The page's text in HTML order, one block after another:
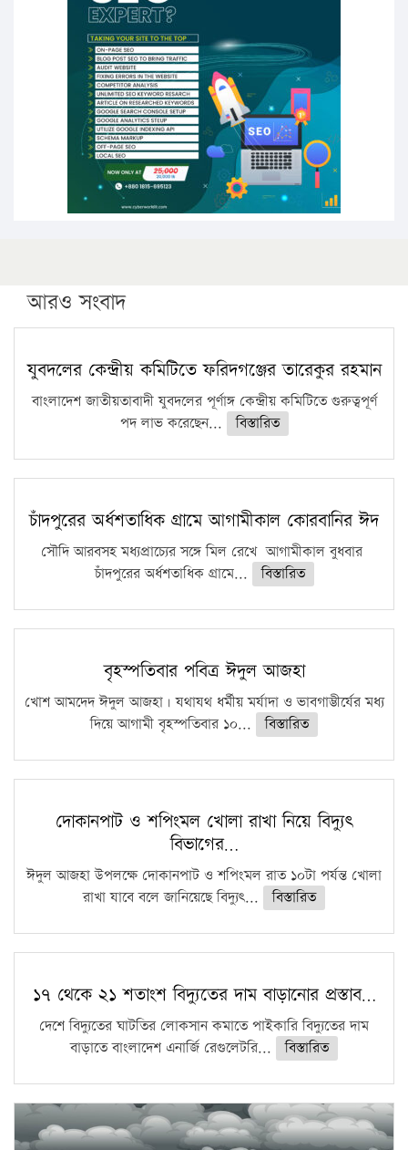
উচ্চশিক্ষায় গৌরবময় অর্জন: পূর্ণ স্কলারশিপে যুক্তরাষ্ট্রে
পিএইচডি করছেন কুয়েটের কৃতি…
সারা দেশে বজ্রাঘাতে ১৪ জনের প্রাণহানি
কঠোর হচ্ছে এসএসসি ও এইচএসসি পরীক্ষা
ফরিদগঞ্জে আগুনে পুড়লো ৬ ব্যবসা প্রতিষ্ঠান
আরও সংবাদ
যুবদলের কেন্দ্রীয় কমিটিতে ফরিদগঞ্জের তারেকুর রহমান
বাংলাদেশ জাতীয়তাবাদী যুবদলের পূর্ণাঙ্গ কেন্দ্রীয় কমিটিতে গুরুত্বপূর্ণ
পদ লাভ করেছেন...
বিস্তারিত
চাঁদপুরের অর্ধশতাধিক গ্রামে আগামীকাল কোরবানির ঈদ
সৌদি আরবসহ মধ্যপ্রাচ্যের সঙ্গে মিল রেখে আগামীকাল বুধবার
চাঁদপুরের অর্ধশতাধিক গ্রামে...
বিস্তারিত
বৃহস্পতিবার পবিত্র ঈদুল আজহা
খোশ আমদেদ ঈদুল আজহা। যথাযথ ধর্মীয় মর্যাদা ও ভাবগাম্ভীর্যের মধ্য
দিয়ে আগামী বৃহস্পতিবার ১০...
বিস্তারিত
দোকানপাট ও শপিংমল খোলা রাখা নিয়ে বিদ্যুৎ
বিভাগের…
ঈদুল আজহা উপলক্ষে দোকানপাট ও শপিংমল রাত ১০টা পর্যন্ত খোলা
রাখা যাবে বলে জানিয়েছে বিদ্যুৎ...
বিস্তারিত
১৭ থেকে ২১ শতাংশ বিদ্যুতের দাম বাড়ানোর প্রস্তাব…
দেশে বিদ্যুতের ঘাটতির লোকসান কমাতে পাইকারি বিদ্যুতের দাম
বাড়াতে বাংলাদেশ এনার্জি রেগুলেটরি...
বিস্তারিত